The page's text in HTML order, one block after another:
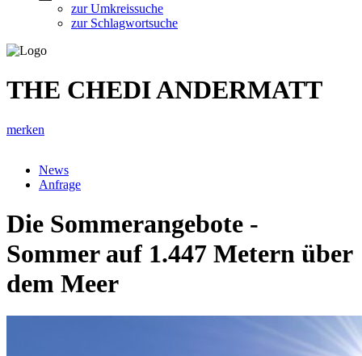
zur Umkreissuche
zur Schlagwortsuche
THE CHEDI ANDERMATT
merken
News
Anfrage
Die Sommerangebote -
Sommer auf 1.447 Metern über
dem Meer